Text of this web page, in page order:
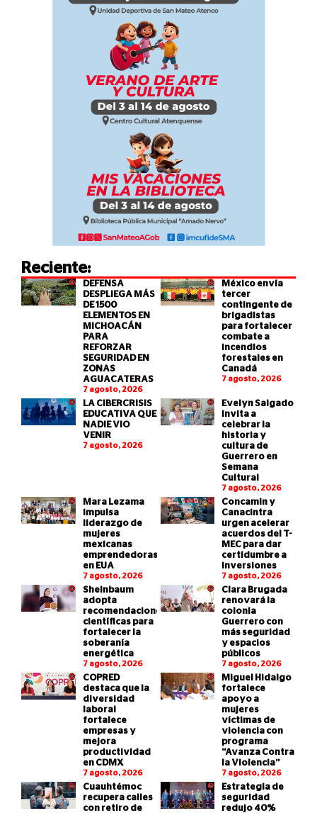
Reciente:
DEFENSA
DESPLIEGA MÁS
DE 1500
ELEMENTOS EN
MICHOACÁN
PARA
REFORZAR
SEGURIDAD EN
ZONAS
AGUACATERAS
7 agosto, 2026
México envía
tercer
contingente de
brigadistas
para fortalecer
combate a
incendios
forestales en
Canadá
7 agosto, 2026
LA CIBERCRISIS
EDUCATIVA QUE
NADIE VIO
VENIR
7 agosto, 2026
Evelyn Salgado
invita a
celebrar la
historia y
cultura de
Guerrero en
Semana
Cultural
7 agosto, 2026
Mara Lezama
impulsa
liderazgo de
mujeres
mexicanas
emprendedoras
en EUA
7 agosto, 2026
Concamin y
Canacintra
urgen acelerar
acuerdos del T-
MEC para dar
certidumbre a
inversiones
7 agosto, 2026
Sheinbaum
adopta
recomendaciones
científicas para
fortalecer la
soberanía
energética
7 agosto, 2026
Clara Brugada
renovará la
colonia
Guerrero con
más seguridad
y espacios
públicos
7 agosto, 2026
COPRED
destaca que la
diversidad
laboral
fortalece
empresas y
mejora
productividad
en CDMX
7 agosto, 2026
Miguel Hidalgo
fortalece
apoyo a
mujeres
víctimas de
violencia con
programa
“Avanza Contra
la Violencia”
7 agosto, 2026
Cuauhtémoc
recupera calles
con retiro de
Estrategia de
seguridad
redujo 40%